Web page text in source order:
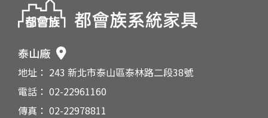
泰山廠
地址： 243 新北市泰山區泰林路二段38號
電話： 02-22961160
傳真： 02-22978811